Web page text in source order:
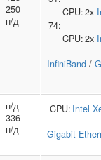
250
н/д
CPU:2x
74:
CPU:2x
InfiniBand /
н/д
336
н/д
CPU: Intel
Gigabit